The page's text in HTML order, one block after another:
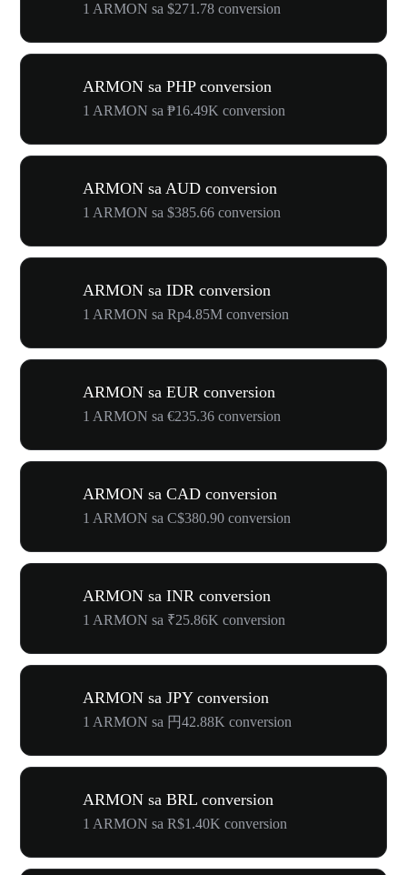
1 ARMON sa $271.78 conversion
ARMON sa PHP conversion
1 ARMON sa ₱16.49K conversion
ARMON sa AUD conversion
1 ARMON sa $385.66 conversion
ARMON sa IDR conversion
1 ARMON sa Rp4.85M conversion
ARMON sa EUR conversion
1 ARMON sa €235.36 conversion
ARMON sa CAD conversion
1 ARMON sa C$380.90 conversion
ARMON sa INR conversion
1 ARMON sa ₹25.86K conversion
ARMON sa JPY conversion
1 ARMON sa 円42.88K conversion
ARMON sa BRL conversion
1 ARMON sa R$1.40K conversion